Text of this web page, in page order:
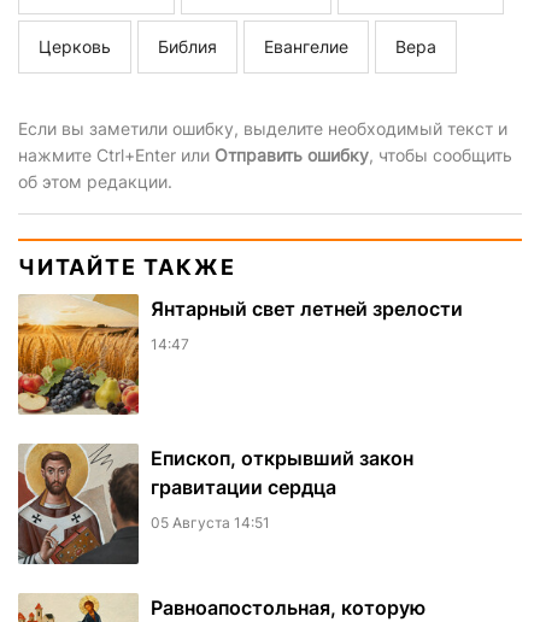
Церковь Библия Евангелие Вера
Если вы заметили ошибку, выделите необходимый текст и
нажмите Ctrl+Enter или Отправить ошибку, чтобы сообщить
об этом редакции.
ЧИТАЙТЕ ТАКЖЕ
Янтарный свет летней зрелости
14:47
Епископ, открывший закон
гравитации сердца
05 Августа 14:51
Равноапостольная, которую